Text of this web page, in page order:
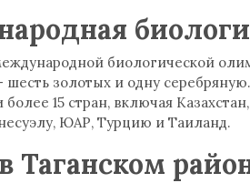
биологической
шесть золотых и одну
более 15 стран, включая
ЮАР, Турцию и Таиланд.
Таганском